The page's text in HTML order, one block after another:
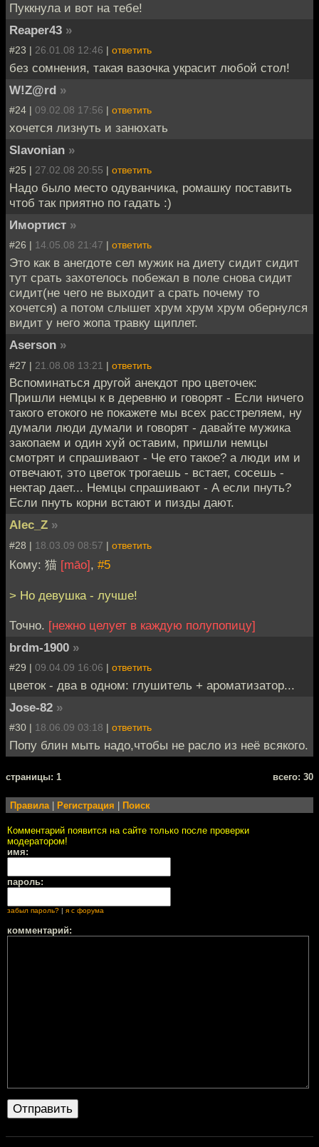
Пуккнула и вот на тебе!
Reaper43 »
#23 | 26.01.08 12:46 | ответить
без сомнения, такая вазочка украсит любой стол!
W!Z@rd »
#24 | 09.02.08 17:56 | ответить
хочется лизнуть и занюхать
Slavonian »
#25 | 27.02.08 20:55 | ответить
Надо было место одуванчика, ромашку поcтавить
чтоб так приятно по гадать :)
Имортист »
#26 | 14.05.08 21:47 | ответить
Это как в анегдоте сел мужик на диету сидит сидит
тут срать захотелось побежал в поле снова сидит
сидит(не чего не выходит а срать почему то
хочется) а потом слышет хрум хрум хрум обернулся
видит у него жопа травку щиплет.
Aserson »
#27 | 21.08.08 13:21 | ответить
Вспоминаться другой анекдот про цветочек:
Пришли немцы к в деревню и говорят - Если ничего
такого етокого не покажете мы всех расстреляем, ну
думали люди думали и говорят - давайте мужика
закопаем и один хуй оставим, пришли немцы
смотрят и спрашивают - Че ето такое? а люди им и
отвечают, это цветок трогаешь - встает, сосешь -
нектар дает... Немцы спрашивают - А если пнуть?
Если пнуть корни встают и пизды дают.
Alec_Z »
#28 | 18.03.09 08:57 | ответить
Кому: 猫 [māo], #5
> Но девушка - лучше!
Точно. [нежно целует в каждую полупопицу]
brdm-1900 »
#29 | 09.04.09 16:06 | ответить
цветок - два в одном: глушитель + ароматизатор...
Jose-82 »
#30 | 18.06.09 03:18 | ответить
Попу блин мыть надо,чтобы не расло из неё всякого.
cтраницы: 1 всего: 30
Правила | Регистрация | Поиск
Комментарий появится на сайте только после проверки
модератором!
имя:
пароль:
забыл пароль? | я с форума
комментарий: